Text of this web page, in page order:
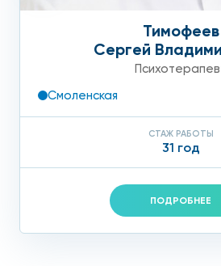
Тимофеев
Сергей
Смоленская
СТАЖ РАБОТЫ
31 год
ПОДРОБНЕЕ